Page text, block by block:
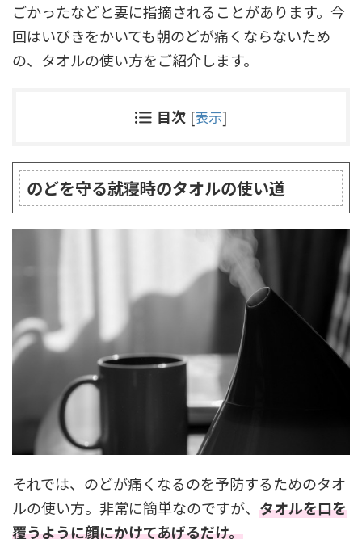
ごかったなどと妻に指摘されることがあります。今
回はいびきをかいても朝のどが痛くならないため
の、タオルの使い方をご紹介します。
目次 [表示]
のどを守る就寝時のタオルの使い道
それでは、のどが痛くなるのを予防するためのタオ
ルの使い方。非常に簡単なのですが、 タオルを口を
覆うように顔にかけてあげるだけ。